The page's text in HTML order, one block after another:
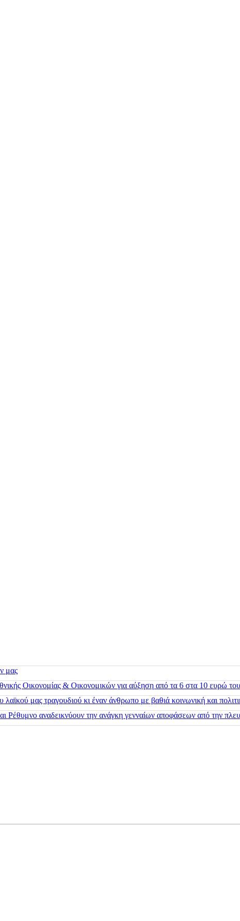
μας
Οικονομίας & Οικονομικών για αύξηση από τα 6 στα 10 ευρώ
μας τραγουδιού κι έναν άνθρωπο με βαθιά κοινωνική και
Ρέθυμνο αναδεικνύουν την ανάγκη γενναίων αποφάσεων από την